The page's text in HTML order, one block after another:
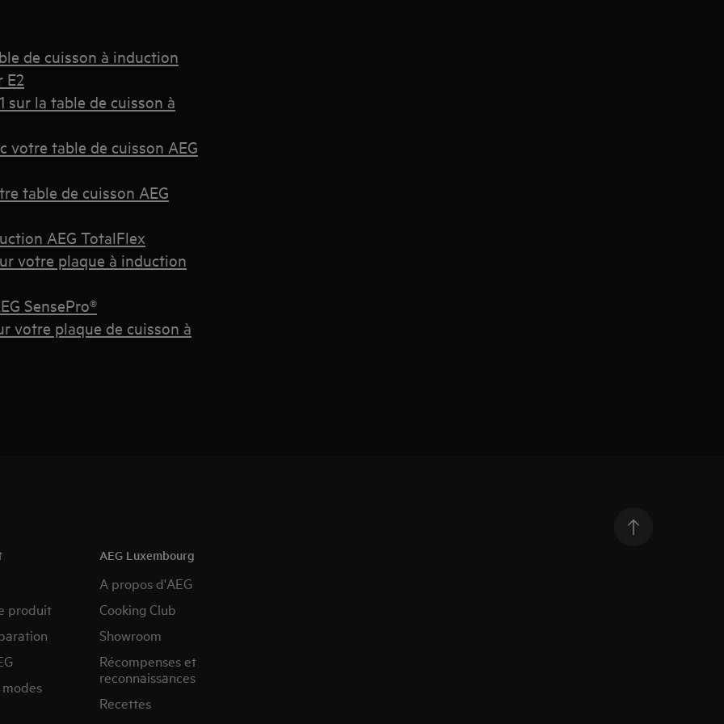
de cuisson à induction
E2
sur la table de cuisson à
votre table de cuisson AEG
table de cuisson AEG
AEG TotalFlex
votre plaque à induction
SensePro®
votre plaque de cuisson à
produit
AEG Luxembourg
A propos d'AEG
Cooking Club
Showroom
Récompenses et
reconnaissances
Recettes